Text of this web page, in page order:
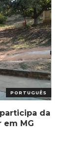
PORTUGUÊS
da
em MG